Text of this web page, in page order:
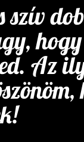
szív
Az